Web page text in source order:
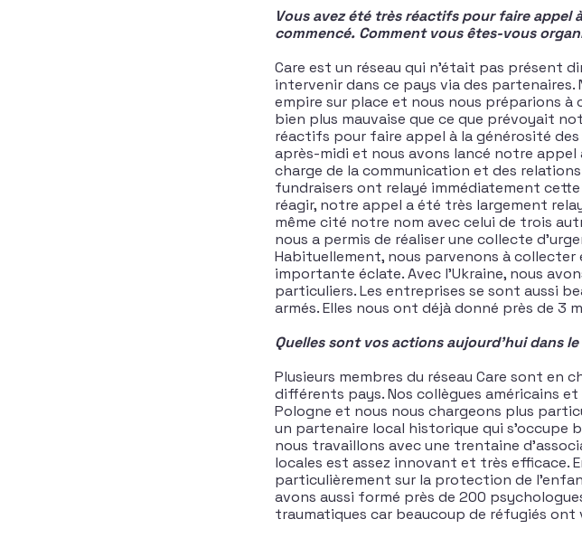
Vous avez été très réactifs pour faire appel
commencé. Comment vous êtes-vous
Care est un réseau qui n’était pas présent
intervenir dans ce pays via des
empire sur place et nous nous préparions
bien plus mauvaise que ce que prévoyait
réactifs pour faire appel à la générosité des
après-midi et nous avons lancé notre appel
charge de la communication et des
fundraisers ont relayé immédiatement
réagir, notre appel a été très largement
même cité notre nom avec celui de trois
nous a permis de réaliser une collecte
Habituellement, nous parvenons à collecter
importante éclate. Avec l’Ukraine, nous
particuliers. Les entreprises se sont aussi
armés. Elles nous ont déjà donné près de 3
Quelles sont vos actions aujourd’hui dans
Plusieurs membres du réseau Care sont en
différents pays. Nos collègues américains
Pologne et nous nous chargeons plus
un partenaire local historique qui s’occupe
nous travaillons avec une trentaine
locales est assez innovant et très efficace.
particulièrement sur la protection de
avons aussi formé près de 200
traumatiques car beaucoup de réfugiés ont